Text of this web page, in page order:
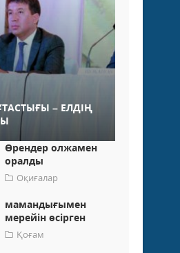
– ЕЛДІҢ
Өрендер олжамен
оралды
Оқиғалар
мамандығымен
мерейін өсірген
Қоғам